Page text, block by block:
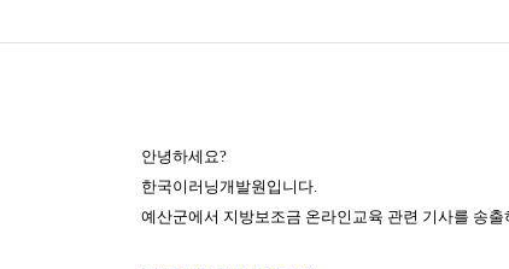
안녕하세요?
한국이러닝개발원입니다.
예산군에서 지방보조금 온라인교육 관련 기사를 송